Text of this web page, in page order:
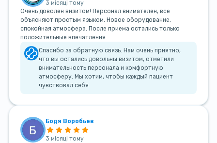
3 місяці тому
Очень доволен визитом! Персонал внимателен, все
объясняют простым языком. Новое оборудование,
спокойная атмосфера. После приема остались только
положительные впечатления.
Спасибо за обратную связь. Нам очень приятно,
что вы остались довольны визитом, отметили
внимательность персонала и комфортную
атмосферу. Мы хотим, чтобы каждый пациент
чувствовал себя
Бодя Воробьев
3 місяці тому